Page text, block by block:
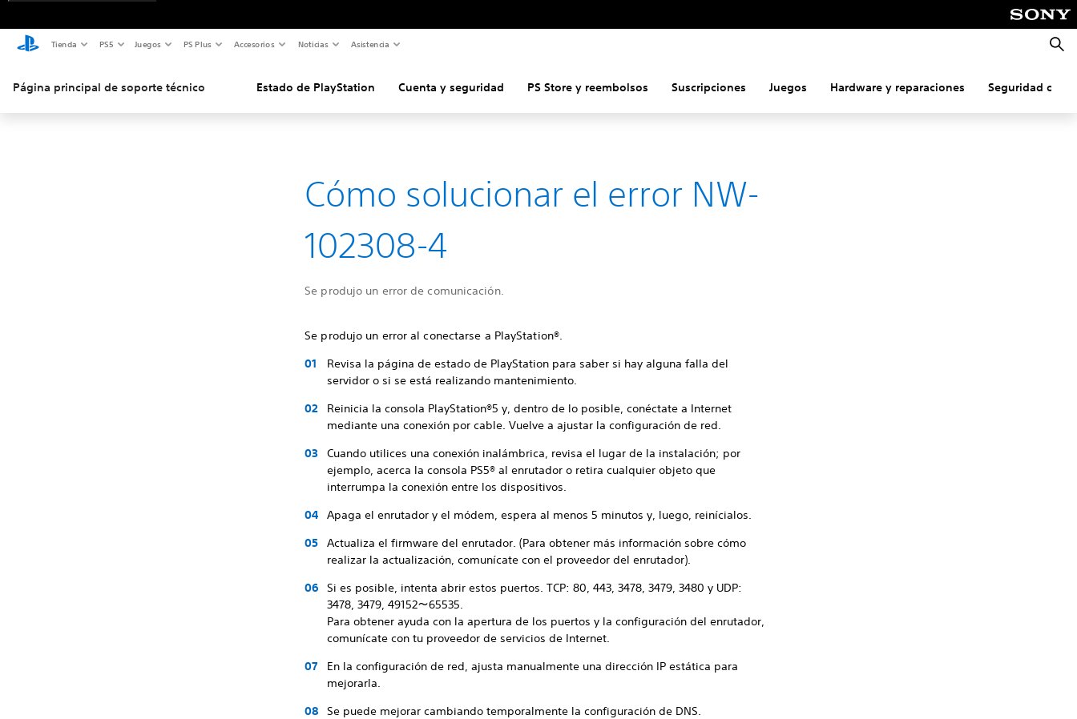
Tienda PS5 Juegos PS Plus Accesorios Noticias Asistencia
Página principal de soporte técnico Estado de PlayStation Cuenta y seguridad PS Store y reembolsos Suscripciones Juegos Hardware y reparaciones Seguridad
Cómo solucionar el error NW-
102308-4
Se produjo un error de comunicación.
Se produjo un error al conectarse a PlayStation®.
Revisa la página de estado de PlayStation para saber si hay alguna falla del
servidor o si se está realizando mantenimiento.
Reinicia la consola PlayStation®5 y, dentro de lo posible, conéctate a Internet
mediante una conexión por cable. Vuelve a ajustar la configuración de red.
Cuando utilices una conexión inalámbrica, revisa el lugar de la instalación; por
ejemplo, acerca la consola PS5® al enrutador o retira cualquier objeto que
interrumpa la conexión entre los dispositivos.
Apaga el enrutador y el módem, espera al menos 5 minutos y, luego, reinícialos.
Actualiza el firmware del enrutador. (Para obtener más información sobre cómo
realizar la actualización, comunícate con el proveedor del enrutador).
Si es posible, intenta abrir estos puertos. TCP: 80, 443, 3478, 3479, 3480 y UDP:
3478, 3479, 49152～65535.
Para obtener ayuda con la apertura de los puertos y la configuración del enrutador,
comunícate con tu proveedor de servicios de Internet.
En la configuración de red, ajusta manualmente una dirección IP estática para
mejorarla.
Se puede mejorar cambiando temporalmente la configuración de DNS.